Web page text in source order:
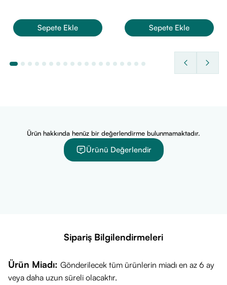
Sepete Ekle Sepete Ekle
Ürün hakkında henüz bir değerlendirme bulunmamaktadır.
Ürünü Değerlendir
Sipariş Bilgilendirmeleri
Ürün Miadı: Gönderilecek tüm ürünlerin miadı en az 6 ay
veya daha uzun süreli olacaktır.